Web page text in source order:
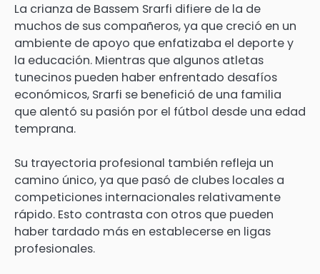
La crianza de Bassem Srarfi difiere de la de
muchos de sus compañeros, ya que creció en un
ambiente de apoyo que enfatizaba el deporte y
la educación. Mientras que algunos atletas
tunecinos pueden haber enfrentado desafíos
económicos, Srarfi se benefició de una familia
que alentó su pasión por el fútbol desde una edad
temprana.
Su trayectoria profesional también refleja un
camino único, ya que pasó de clubes locales a
competiciones internacionales relativamente
rápido. Esto contrasta con otros que pueden
haber tardado más en establecerse en ligas
profesionales.